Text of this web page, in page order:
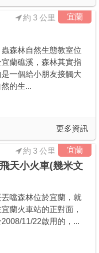
宜蘭
約 3 公里
蟲森林自然生態教室位
宜蘭礁溪，森林其實指
是一個給小朋友接觸大
然的生...
更多資訊
宜蘭
天小火車(幾米文
約 3 公里
丟噹森林位於宜蘭，就
蘭火車站的正對面，
11/22啟用的，...